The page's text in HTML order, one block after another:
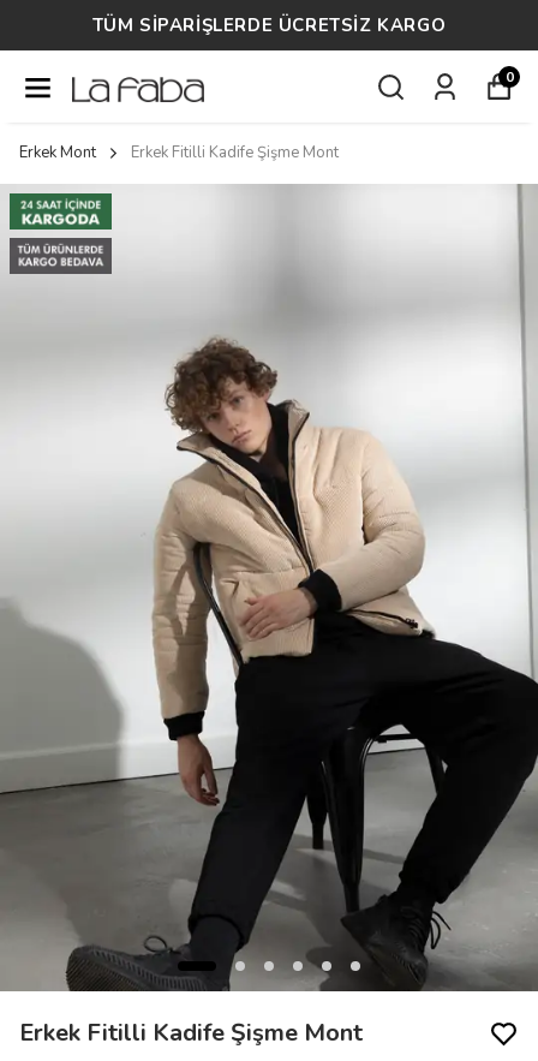
TÜM SİPARİŞLERDE ÜCRETSİZ KARGO
0
Erkek Mont Erkek Fitilli Kadife Şişme Mont
Erkek Fitilli Kadife Şişme Mont